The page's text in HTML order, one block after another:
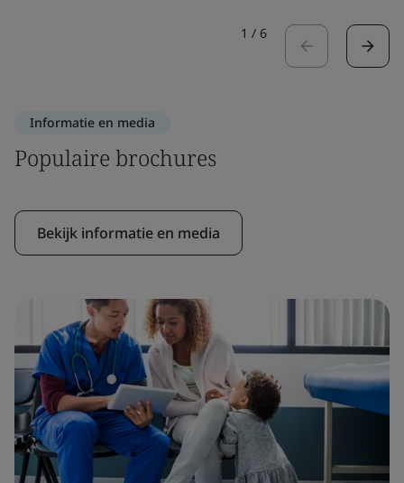
1 / 6
Informatie en media
Populaire brochures
Bekijk informatie en media